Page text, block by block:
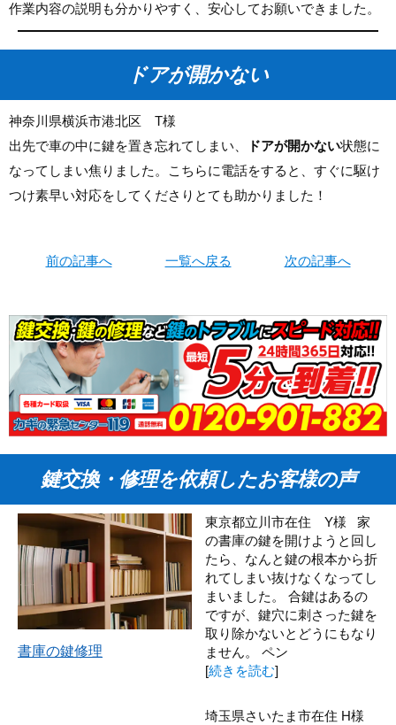
作業内容の説明も分かりやすく、安心してお願いできました。
ドアが開かない
神奈川県横浜市港北区 T様
出先で車の中に鍵を置き忘れてしまい、
ドアが開かない状態に
なってしまい焦りました。こちらに電話をすると、すぐに駆け
つけ素早い対応をしてくださりとても助かりました！
前の記事へ 一覧へ戻る 次の記事へ
鍵交換・修理を依頼したお客様の声
書庫の鍵修理
東京都立川市在住 Y様 家
の書庫の鍵を開けようと回し
たら、なんと鍵の根本から折
れてしまい抜けなくなってし
まいました。 合鍵はあるの
ですが、鍵穴に刺さった鍵を
取り除かないとどうにもなり
ません。 ペン
[続きを読む]
埼玉県さいたま市在住 H様